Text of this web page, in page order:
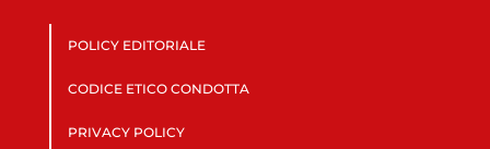
POLICY EDITORIALE
CODICE ETICO CONDOTTA
PRIVACY POLICY